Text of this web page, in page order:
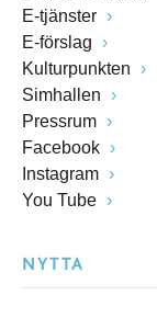
E-tjänster
E-förslag
Kulturpunkten
Simhallen
Pressrum
Facebook
Instagram
You Tube
NYTTA